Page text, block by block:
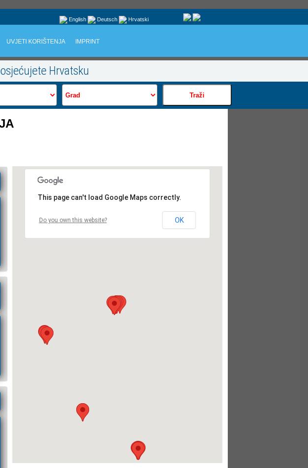
English Deutsch Hrvatski
UVJETI KORIŠTENJA IMPRINT
Hrvatsku
This page can't load Google Maps correctly.
Do you own this website? OK